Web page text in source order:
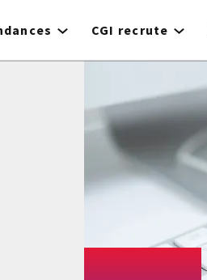
CGI recrute